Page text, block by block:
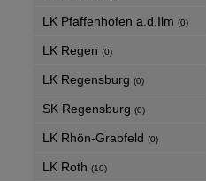
LK Pfaffenhofen a.d.Ilm (0)
LK Regen (0)
LK Regensburg (0)
SK Regensburg (0)
LK Rhön-Grabfeld (0)
LK Roth (10)